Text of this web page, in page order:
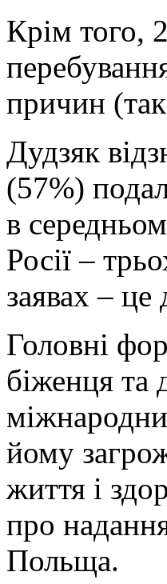
Крім того,
причин
Дудзяк
(57%)
в
Росії –
заявах – це
Головні
біженця та
йому
життя і
про
Польща.